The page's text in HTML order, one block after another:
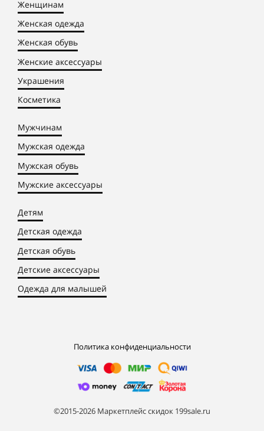
Женщинам
Женская одежда
Женская обувь
Женские аксессуары
Украшения
Косметика
Мужчинам
Мужская одежда
Мужская обувь
Мужские аксессуары
Детям
Детская одежда
Детская обувь
Детские аксессуары
Одежда для малышей
Политика конфиденциальности
©2015-2026 Маркетплейс скидок 199sale.ru